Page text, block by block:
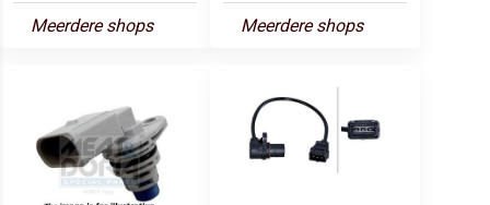
Meerdere shops Meerdere shops